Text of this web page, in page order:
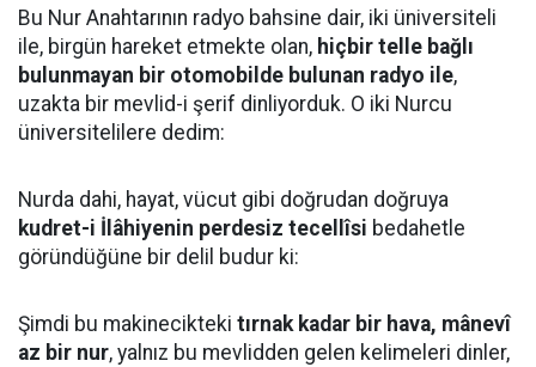
Bu Nur Anahtarının radyo bahsine dair, iki üniversiteli
ile, birgün hareket etmekte olan, hiçbir telle bağlı
bulunmayan bir otomobilde bulunan radyo ile,
uzakta bir mevlid-i şerif dinliyorduk. O iki Nurcu
üniversitelilere dedim:
Nurda dahi, hayat, vücut gibi doğrudan doğruya
kudret-i İlâhiyenin perdesiz tecellîsi bedahetle
göründüğüne bir delil budur ki:
Şimdi bu makinecikteki tırnak kadar bir hava, mânevî
az bir nur, yalnız bu mevlidden gelen kelimeleri dinler,